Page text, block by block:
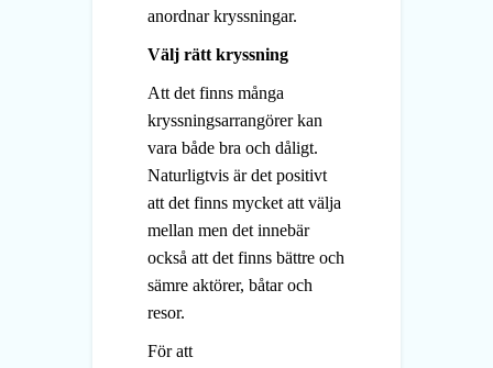
anordnar kryssningar.
Välj rätt kryssning
Att det finns många
kryssningsarrangörer kan
vara både bra och dåligt.
Naturligtvis är det positivt
att det finns mycket att välja
mellan men det innebär
också att det finns bättre och
sämre aktörer, båtar och
resor.
För att